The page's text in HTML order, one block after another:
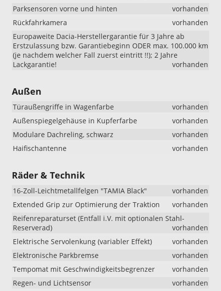
Parksensoren vorne und hinten
vorhanden
Rückfahrkamera
vorhanden
Europaweite Dacia-Herstellergarantie für 3 Jahre ab
Erstzulassung bzw. Garantiebeginn ODER max. 100.000 km
(je nachdem welcher Fall zuerst eintritt !!); 2 Jahre
Lackgarantie!
vorhanden
Außen
Türaußengriffe in Wagenfarbe
vorhanden
Außenspiegelgehäuse in Kupferfarbe
vorhanden
Modulare Dachreling, schwarz
vorhanden
Haifischantenne
vorhanden
Räder & Technik
16-Zoll-Leichtmetallfelgen "TAMIA Black"
vorhanden
Extended Grip zur Optimierung der Traktion
vorhanden
Reifenreparaturset (Entfall i.V. mit optionalen Stahl-
Reserverad)
vorhanden
Elektrische Servolenkung (variabler Effekt)
vorhanden
Elektronische Parkbremse
vorhanden
Tempomat mit Geschwindigkeitsbegrenzer
vorhanden
Regen- und Lichtsensor
vorhanden